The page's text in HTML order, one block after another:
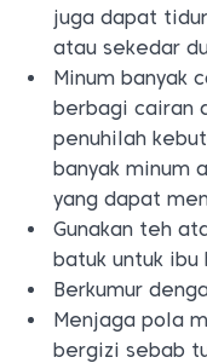
juga dapat
atau sekedar
Minum banyak
berbagi cairan
penuhilah
banyak minum
yang dapat
Gunakan teh
batuk untuk ibu
Berkumur
Menjaga pola
bergizi sebab